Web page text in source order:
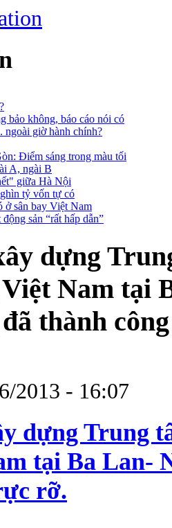
bảo không, báo cáo nói có
giờ hành chính?
Điểm sáng trong màu tối
A, ngài B
giữa Hà Nội
tỷ vốn tự có
ở sân bay Việt Nam
sản “rất hấp dẫn”
dựng
Nam tại
thành
2013 - 16:07
dựng Trung
tại Ba Lan-
rỡ.